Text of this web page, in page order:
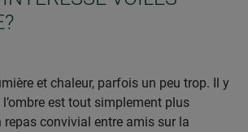
et chaleur, parfois un peu trop. Il y
est tout simplement plus
repas convivial entre amis sur la